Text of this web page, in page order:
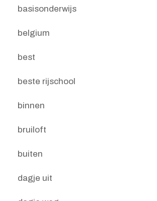
basisonderwijs
belgium
best
beste rijschool
binnen
bruiloft
buiten
dagje uit